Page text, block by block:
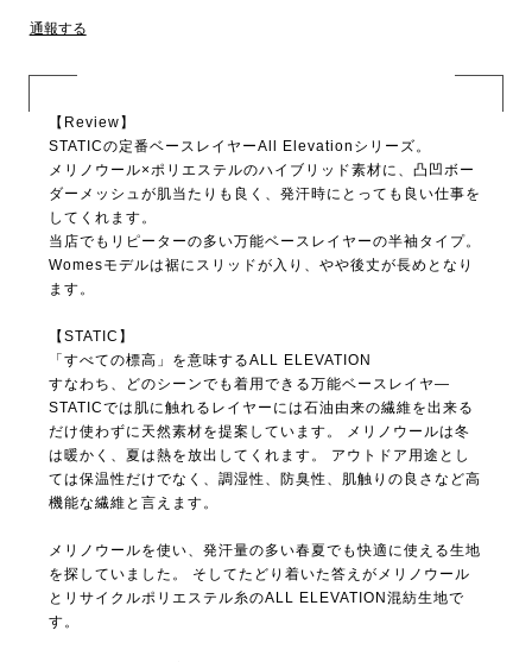
通報する
【Review】
STATICの定番ベースレイヤーAll Elevationシリーズ。
メリノウール×ポリエステルのハイブリッド素材に、凸凹ボー
ダーメッシュが肌当たりも良く、発汗時にとっても良い仕事を
してくれます。
当店でもリピーターの多い万能ベースレイヤーの半袖タイプ。
Womesモデルは裾にスリッドが入り、やや後丈が長めとなり
ます。
【STATIC】
「すべての標高」を意味するALL ELEVATION
すなわち、どのシーンでも着用できる万能ベースレイヤ―
STATICでは肌に触れるレイヤーには石油由来の繊維を出来る
だけ使わずに天然素材を提案しています。 メリノウールは冬
は暖かく、夏は熱を放出してくれます。 アウトドア用途とし
ては保温性だけでなく、調湿性、防臭性、肌触りの良さなど高
機能な繊維と言えます。
メリノウールを使い、発汗量の多い春夏でも快適に使える生地
を探していました。 そしてたどり着いた答えがメリノウール
とリサイクルポリエステル糸のALL ELEVATION混紡生地で
す。